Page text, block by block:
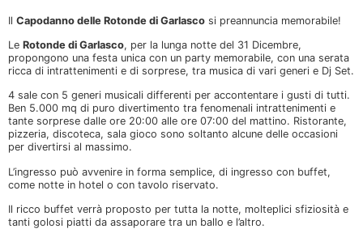
Il Capodanno delle Rotonde di Garlasco si preannuncia memorabile!
Le Rotonde di Garlasco, per la lunga notte del 31 Dicembre,
propongono una festa unica con un party memorabile, con una serata
ricca di intrattenimenti e di sorprese, tra musica di vari generi e Dj Set.
4 sale con 5 generi musicali differenti per accontentare i gusti di tutti.
Ben 5.000 mq di puro divertimento tra fenomenali intrattenimenti e
tante sorprese dalle ore 20:00 alle ore 07:00 del mattino. Ristorante,
pizzeria, discoteca, sala gioco sono soltanto alcune delle occasioni
per divertirsi al massimo.
L’ingresso può avvenire in forma semplice, di ingresso con buffet,
come notte in hotel o con tavolo riservato.
Il ricco buffet verrà proposto per tutta la notte, molteplici sfiziosità e
tanti golosi piatti da assaporare tra un ballo e l’altro.